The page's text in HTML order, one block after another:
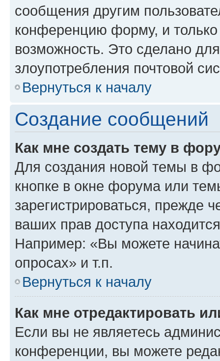
сообщения другим
конференцию форму, и
возможность. Это сделано
злоупотребления почтовой
Вернуться к началу
Создание сообщений
Как мне создать тему в
Для создания новой темы в
кнопке в окне форума или
зарегистрироваться, прежде
ваших прав доступа
Например: «Вы можете
опросах» и т.п.
Вернуться к началу
Как мне отредактировать
Если вы не являетесь
конференции, вы можете